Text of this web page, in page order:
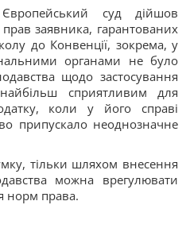
суд дійшов
заявника, гарантованих
до Конвенції, зокрема, у
органами не було
щодо застосування
сприятливим для
коли у його справі
припускало неоднозначне
тільки шляхом внесення
можна врегулювати
норм права.